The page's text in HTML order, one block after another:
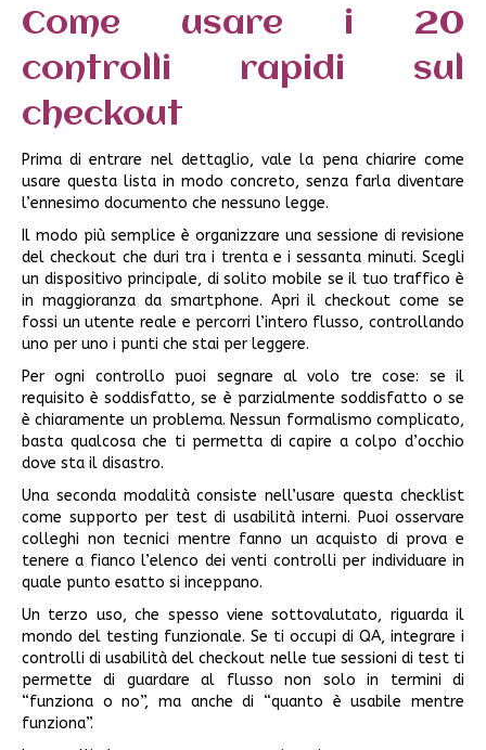
Come usare i 20
controlli rapidi sul
checkout
Prima di entrare nel dettaglio, vale la pena chiarire come
usare questa lista in modo concreto, senza farla diventare
l’ennesimo documento che nessuno legge.
Il modo più semplice è organizzare una sessione di revisione
del checkout che duri tra i trenta e i sessanta minuti. Scegli
un dispositivo principale, di solito mobile se il tuo traffico è
in maggioranza da smartphone. Apri il checkout come se
fossi un utente reale e percorri l’intero flusso, controllando
uno per uno i punti che stai per leggere.
Per ogni controllo puoi segnare al volo tre cose: se il
requisito è soddisfatto, se è parzialmente soddisfatto o se
è chiaramente un problema. Nessun formalismo complicato,
basta qualcosa che ti permetta di capire a colpo d’occhio
dove sta il disastro.
Una seconda modalità consiste nell’usare questa checklist
come supporto per test di usabilità interni. Puoi osservare
colleghi non tecnici mentre fanno un acquisto di prova e
tenere a fianco l’elenco dei venti controlli per individuare in
quale punto esatto si inceppano.
Un terzo uso, che spesso viene sottovalutato, riguarda il
mondo del testing funzionale. Se ti occupi di QA, integrare i
controlli di usabilità del checkout nelle tue sessioni di test ti
permette di guardare al flusso non solo in termini di
“funziona o no”, ma anche di “quanto è usabile mentre
funziona”.